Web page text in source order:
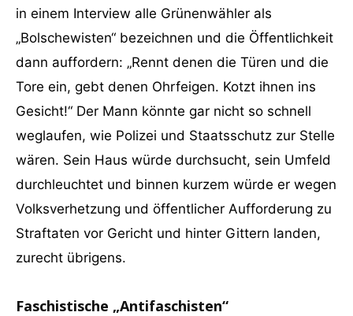
in einem Interview alle Grünenwähler als
„Bolschewisten“ bezeichnen und die Öffentlichkeit
dann auffordern: „Rennt denen die Türen und die
Tore ein, gebt denen Ohrfeigen. Kotzt ihnen ins
Gesicht!“ Der Mann könnte gar nicht so schnell
weglaufen, wie Polizei und Staatsschutz zur Stelle
wären. Sein Haus würde durchsucht, sein Umfeld
durchleuchtet und binnen kurzem würde er wegen
Volksverhetzung und öffentlicher Aufforderung zu
Straftaten vor Gericht und hinter Gittern landen,
zurecht übrigens.
Faschistische „Antifaschisten“